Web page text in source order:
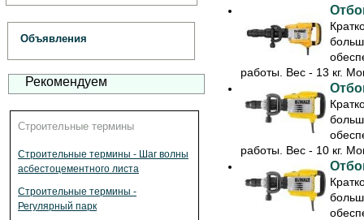
Объявления
Рекомендуем
Строительные термины
Строительные термины - Шаг волны
асбестоцементного листа
Строительные термины -
Регулярный парк
работы. Вес - 13 кг.
работы. Вес - 10 кг.